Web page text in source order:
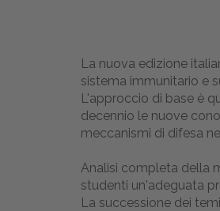
La nuova edizione
sistema immunitario e
L'approccio di base è
decennio le nuove
meccanismi di difesa
Analisi completa della
studenti un'adeguata
La successione dei